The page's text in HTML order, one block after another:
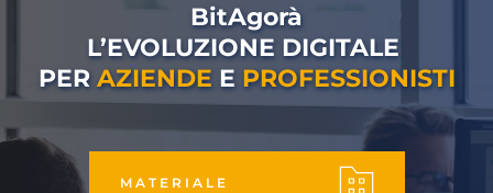
BitAgorà
L’EVOLUZIONE DIGITALE
PER AZIENDE E PROFESSIONISTI
MATERIALE